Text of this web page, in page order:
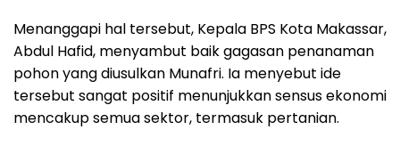
Menanggapi hal tersebut, Kepala BPS Kota Makassar,
Abdul Hafid, menyambut baik gagasan penanaman
pohon yang diusulkan Munafri. Ia menyebut ide
tersebut sangat positif menunjukkan sensus ekonomi
mencakup semua sektor, termasuk pertanian.